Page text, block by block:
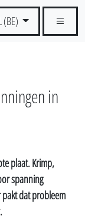
(BE)
in
plaat. Krimp,
spanning
dat probleem